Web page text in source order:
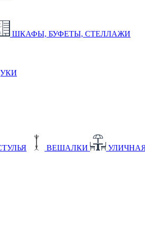
ШКАФЫ, БУФЕТЫ, СТЕЛЛАЖИ
ВЕШАЛКИ